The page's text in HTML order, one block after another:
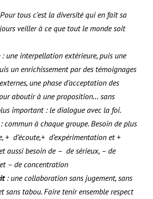
tous c’est la diversité qui en fait sa
veiller à ce que tout le monde soit
: une interpellation extérieure, puis une
un enrichissement par des témoignages
une phase d’acceptation des
aboutir à une proposition… sans
important : le dialogue avec la foi.
commun à chaque groupe. Besoin de plus
+ d’écoute,+ d’expérimentation et +
aussi besoin de – de sérieux, – de
– de concentration
: une collaboration sans jugement, sans
sans tabou. Faire tenir ensemble respect